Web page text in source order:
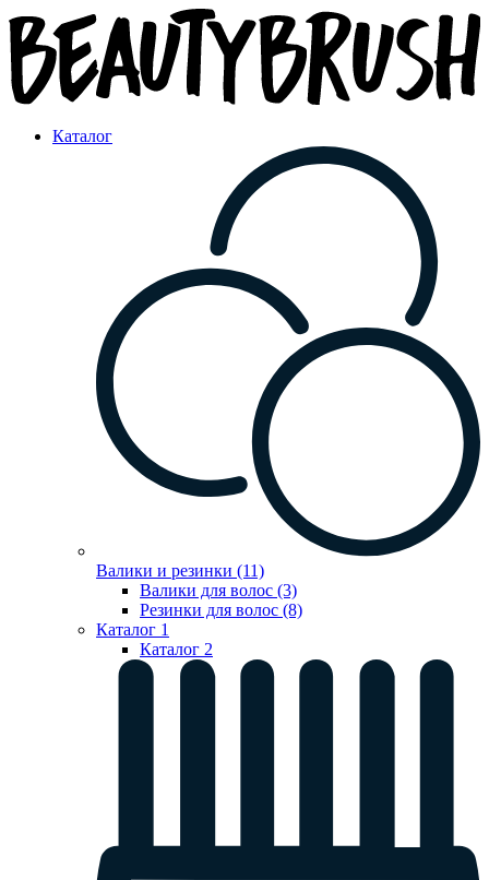
Каталог
Валики и резинки (11)
Валики для волос (3)
Резинки для волос (8)
Каталог 1
Каталог 2